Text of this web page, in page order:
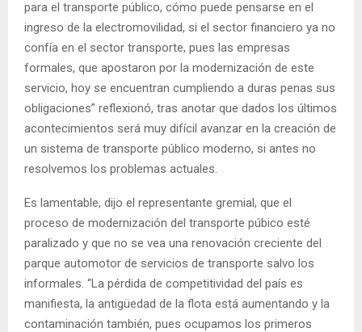
para el transporte público, cómo puede pensarse en el
ingreso de la electromovilidad, si el sector financiero ya no
confía en el sector transporte, pues las empresas
formales, que apostaron por la modernización de este
servicio, hoy se encuentran cumpliendo a duras penas sus
obligaciones” reflexionó, tras anotar que dados los últimos
acontecimientos será muy difícil avanzar en la creación de
un sistema de transporte público moderno, si antes no
resolvemos los problemas actuales.
Es lamentable, dijo el representante gremial, que el
proceso de modernización del transporte púbico esté
paralizado y que no se vea una renovación creciente del
parque automotor de servicios de transporte salvo los
informales. “La pérdida de competitividad del país es
manifiesta, la antigüedad de la flota está aumentando y la
contaminación también, pues ocupamos los primeros